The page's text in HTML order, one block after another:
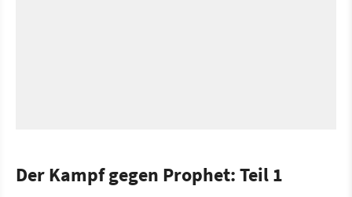
Der Kampf gegen Prophet: Teil 1